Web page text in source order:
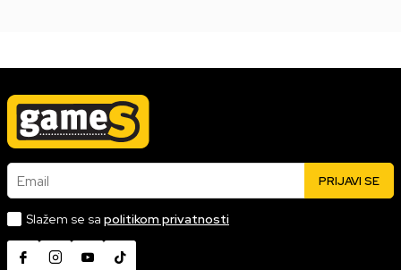
Email PRIJAVI SE
Slažem se sa politikom privatnosti